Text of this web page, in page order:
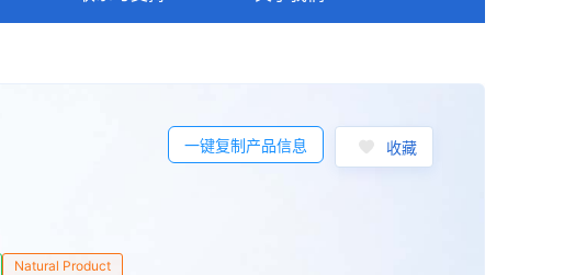
一键复制产品信息 收藏
Natural Product